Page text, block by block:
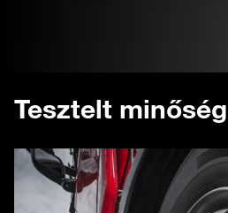
Tesztelt minőség